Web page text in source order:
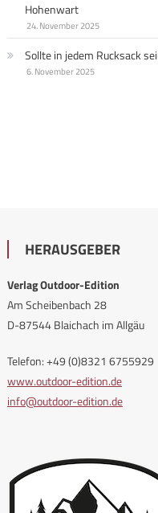
Hohenwart
24. November 2025
Sollte in jedem Rucksack
6. November 2025
HERAUSGEBER
Verlag Outdoor-Edition
Am Scheibenbach 28
D-87544 Blaichach im Allgäu
Telefon: +49 (0)8321 6755929
www.outdoor-edition.de
info@outdoor-edition.de